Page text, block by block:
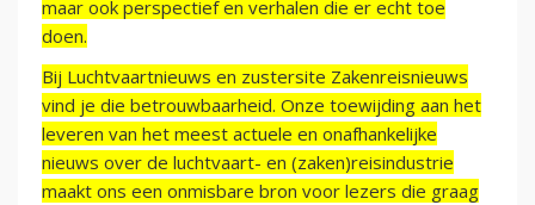
maar ook perspectief en verhalen die er echt toe
doen.
Bij Luchtvaartnieuws en zustersite Zakenreisnieuws
vind je die betrouwbaarheid. Onze toewijding aan het
leveren van het meest actuele en onafhankelijke
nieuws over de luchtvaart- en (zaken)reisindustrie
maakt ons een onmisbare bron voor lezers die graag